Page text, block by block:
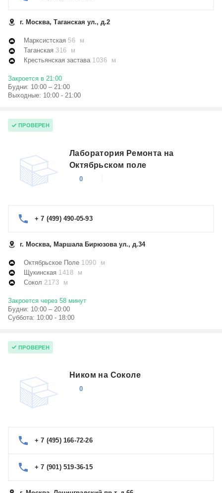
г. Москва, Таганская ул., д.2
Марксистская 56 м
Таганская 316 м
Крестьянская застава1036 м
Закроется в 21:00
Будни: 10:00 – 21:00
Выходные: 10:00 - 21:00
ПРОВЕРЕН
Лаборатория Ремонта на
Октябрьском поле
0
+ 7 (499) 490-05-93
г. Москва, Маршала Бирюзова ул., д.34
Октябрьское Поле 1090 м
Щукинская 1418 м
Сокол 2173 м
Закроется через 58 минут
Будни: 10:00 – 20:00
Суббота: 10:00 - 18:00
ПРОВЕРЕН
Ником на Соколе
0
+ 7 (495) 166-72-26
+ 7 (901) 519-36-15